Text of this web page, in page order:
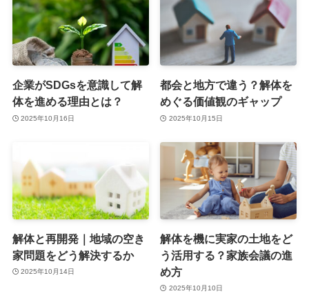
企業がSDGsを意識して解
体を進める理由とは？
2025年10月16日
都会と地方で違う？解体を
めぐる価値観のギャップ
2025年10月15日
解体と再開発｜地域の空き
家問題をどう解決するか
2025年10月14日
解体を機に実家の土地をど
う活用する？家族会議の進
め方
2025年10月10日